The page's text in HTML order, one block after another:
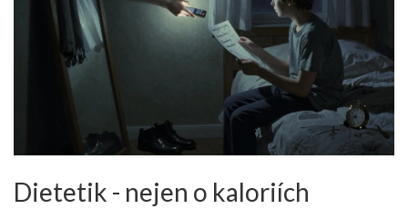
Dietetik - nejen o kaloriích